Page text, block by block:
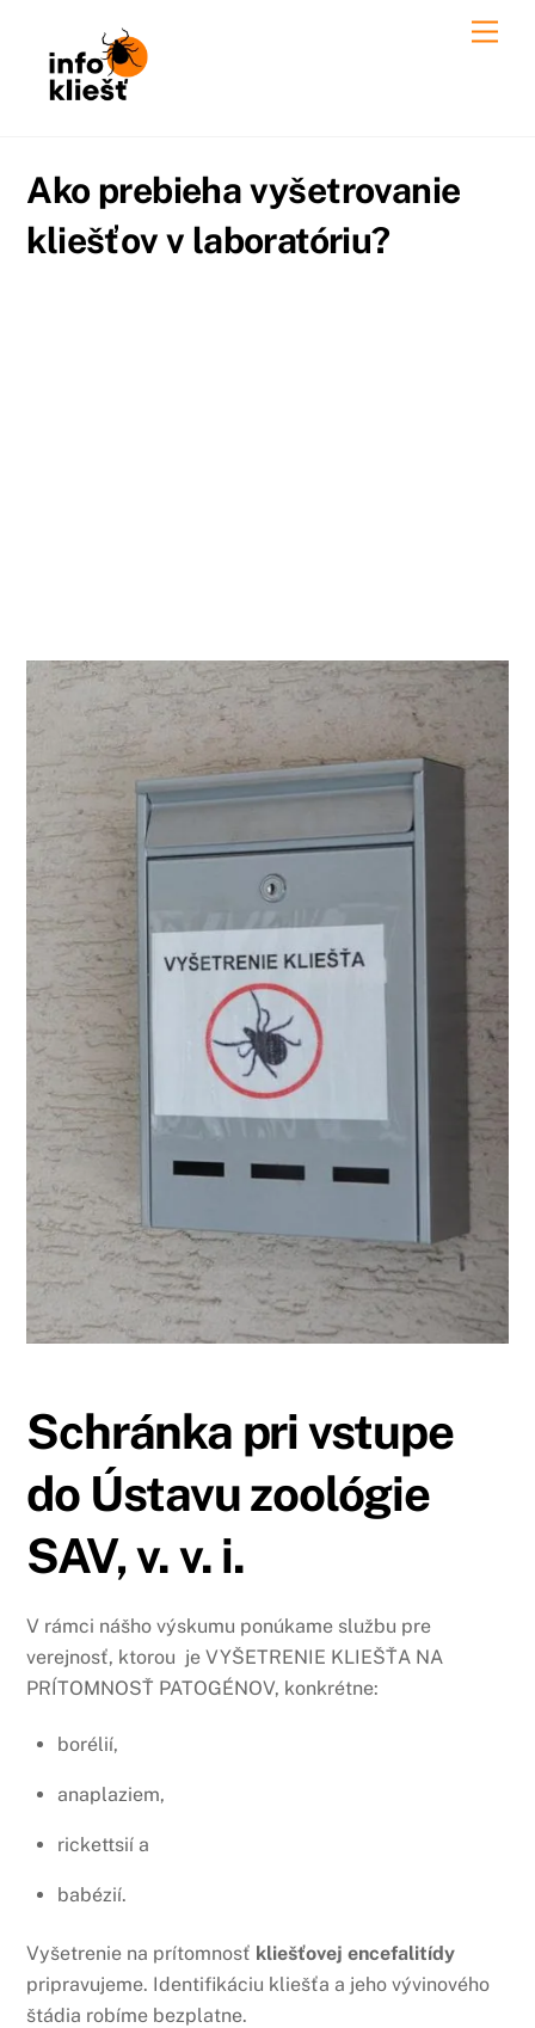
content
Ako prebieha vyšetrovanie
kliešťov v laboratóriu?
Schránka pri vstupe
do Ústavu zoológie
SAV, v. v. i.
V rámci nášho výskumu ponúkame službu pre
verejnosť, ktorou je VYŠETRENIE KLIEŠŤA NA
PRÍTOMNOSŤ PATOGÉNOV, konkrétne:
borélií,
anaplaziem,
rickettsií a
babézií.
Vyšetrenie na prítomnosť kliešťovej encefalitídy
pripravujeme. Identifikáciu kliešťa a jeho vývinového
štádia robíme bezplatne.